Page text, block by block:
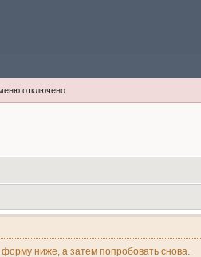
отключено
ниже, а затем попробовать снова.